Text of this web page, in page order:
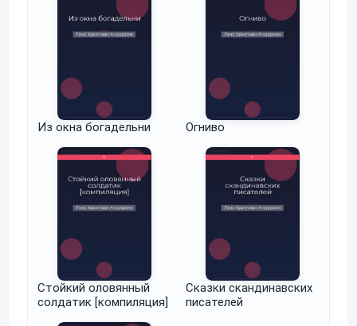
Из окна богадельни Огниво
Стойкий оловянный
солдатик [компиляция]
Сказки скандинавских
писателей